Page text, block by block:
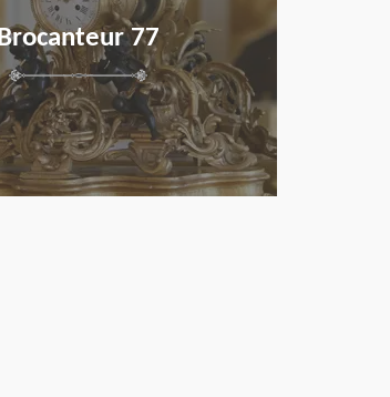
Brocanteur 77